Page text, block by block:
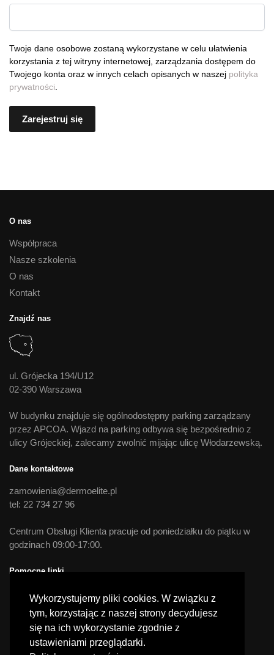
Twoje dane osobowe zostaną wykorzystane w celu ułatwienia
korzystania z tej witryny internetowej, zarządzania dostępem do
Twojego konta oraz w innych celach opisanych w naszej polityka
prywatności.
Zarejestruj się
O nas
Współpraca
Nasze szkolenia
O nas
Kontakt
Znajdź nas
ul. Grójecka 194/U12
02-390 Warszawa
W budynku znajduje się ogólnodostępny parking zarządzany
przez APCOA. Wjazd na parking odbywa się bezpośrednio z
ulicy Grójeckiej, zalecamy zwolnić mijając ulicę Włodarzewską.
Dane kontaktowe
zamowienia@dermoelite.pl
tel: 22 734 27 96
Centrum Obsługi Klienta pracuje od poniedziałku do piątku w
godzinach 09:00-17:00.
Pomocne linki
Moje konto
Regulamin
Polityka prywatności
Dostawa i płatności
Wykorzystujemy pliki cookies. W związku z
tym, korzystając z naszej strony decydujesz
się na ich wykorzystanie zgodnie z
ustawieniami przeglądarki.